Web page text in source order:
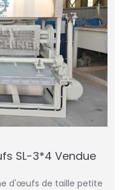
SL-3*4 Vendue
d'œufs de taille petite